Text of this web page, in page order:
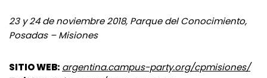
23 y 24 de noviembre 2018, Parque del Conocimiento,
Posadas – Misiones
SITIO WEB: argentina.campus-party.org/cpmisiones/